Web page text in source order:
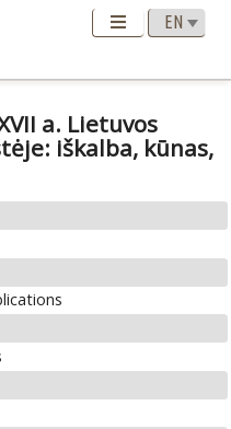
a. Lietuvos
iškalba, kūnas,